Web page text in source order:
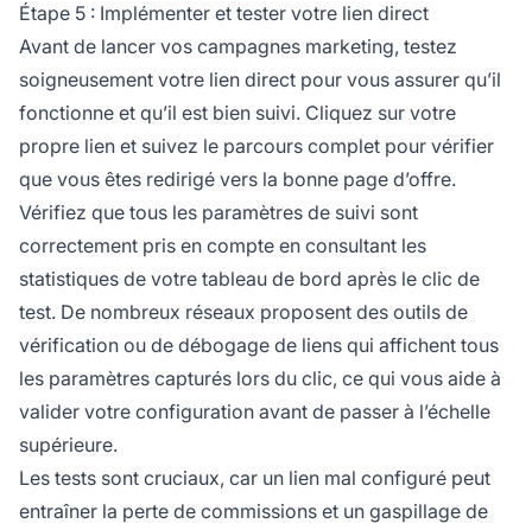
Étape 5 : Implémenter et tester votre lien direct
Avant de lancer vos campagnes marketing, testez
soigneusement votre lien direct pour vous assurer qu’il
fonctionne et qu’il est bien suivi. Cliquez sur votre
propre lien et suivez le parcours complet pour vérifier
que vous êtes redirigé vers la bonne page d’offre.
Vérifiez que tous les paramètres de suivi sont
correctement pris en compte en consultant les
statistiques de votre tableau de bord après le clic de
test. De nombreux réseaux proposent des outils de
vérification ou de débogage de liens qui affichent tous
les paramètres capturés lors du clic, ce qui vous aide à
valider votre configuration avant de passer à l’échelle
supérieure.
Les tests sont cruciaux, car un lien mal configuré peut
entraîner la perte de commissions et un gaspillage de